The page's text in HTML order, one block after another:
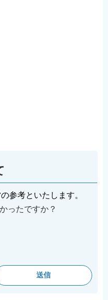
参考といたします。
ったですか？